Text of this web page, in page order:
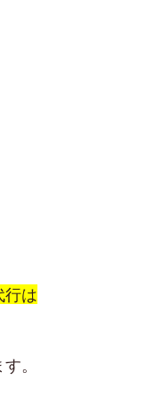
行は
。